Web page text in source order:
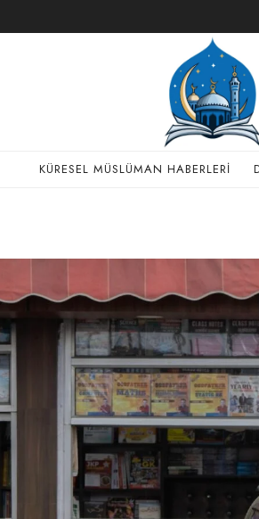
KÜRESEL MÜSLÜMAN HABERLERI